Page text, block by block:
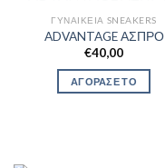
ΓΥΝΑΙΚΕΊΑ SNEAKERS
ADVANTAGE ΑΣΠΡΟ
€40,00
ΑΓΟΡΑΣΕ ΤΟ